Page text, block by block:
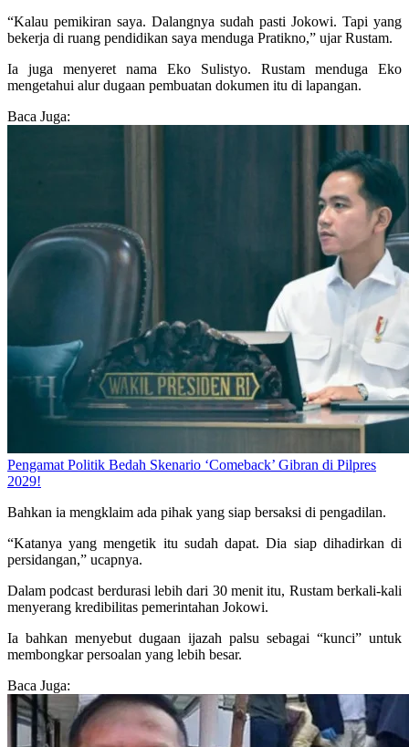
“Kalau pemikiran saya. Dalangnya sudah pasti Jokowi. Tapi yang
bekerja di ruang pendidikan saya menduga Pratikno,” ujar Rustam.
Ia juga menyeret nama Eko Sulistyo. Rustam menduga Eko
mengetahui alur dugaan pembuatan dokumen itu di lapangan.
Baca Juga:
Pengamat Politik Bedah Skenario ‘Comeback’ Gibran di Pilpres
2029!
Bahkan ia mengklaim ada pihak yang siap bersaksi di pengadilan.
“Katanya yang mengetik itu sudah dapat. Dia siap dihadirkan di
persidangan,” ucapnya.
Dalam podcast berdurasi lebih dari 30 menit itu, Rustam berkali-kali
menyerang kredibilitas pemerintahan Jokowi.
Ia bahkan menyebut dugaan ijazah palsu sebagai “kunci” untuk
membongkar persoalan yang lebih besar.
Baca Juga: